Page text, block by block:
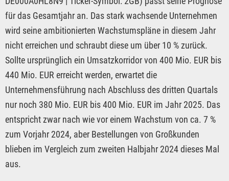
für das Gesamtjahr an. Das stark wachsende Unternehmen
wird seine ambitionierten Wachstumspläne in diesem Jahr
nicht erreichen und schraubt diese um über 10 % zurück.
Sollte ursprünglich ein Umsatzkorridor von 400 Mio. EUR bis
440 Mio. EUR erreicht werden, erwartet die
Unternehmensführung nach Abschluss des dritten Quartals
nur noch 380 Mio. EUR bis 400 Mio. EUR im Jahr 2025. Das
entspricht zwar nach wie vor einem Wachstum von ca. 7 %
zum Vorjahr 2024, aber Bestellungen von Großkunden
blieben im Vergleich zum zweiten Halbjahr 2024 dieses Mal
aus.